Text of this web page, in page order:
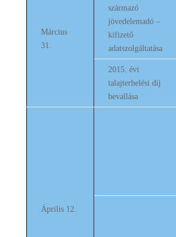
Március
31.
származó
jövedelemadó –
kifizető
adatszolgáltatása
2015. évi
talajterhelési díj
bevallása
Április 12.